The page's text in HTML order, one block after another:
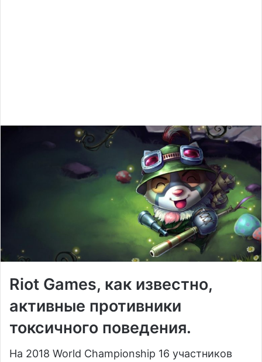
Riot Games, как известно,
активные противники
токсичного поведения.
На 2018 World Championship 16 участников